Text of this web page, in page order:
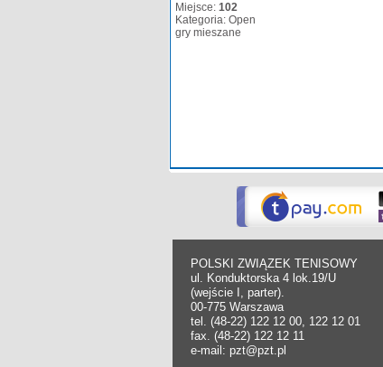
Miejsce: 102
Kategoria: Open
gry mieszane
POLSKI ZWIĄZEK TENISOWY
ul. Konduktorska 4 lok.19/U
(wejście I, parter).
00-775 Warszawa
tel. (48-22) 122 12 00, 122 12 01
fax. (48-22) 122 12 11
e-mail: pzt@pzt.pl